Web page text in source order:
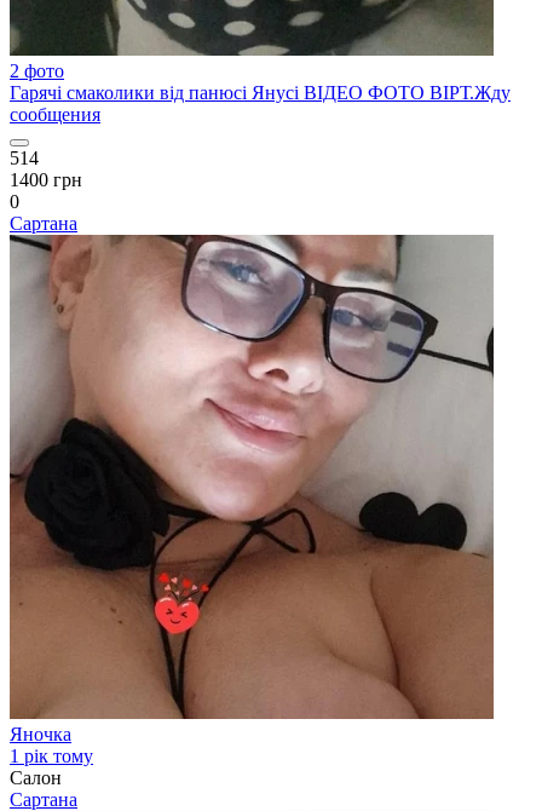
2 фото
Гарячі смаколики від панюсі Янусі ВІДЕО ФОТО ВІРТ.Жду
сообщения
514
1400 грн
0
Сартана
Яночка
1 рік тому
Салон
Сартана